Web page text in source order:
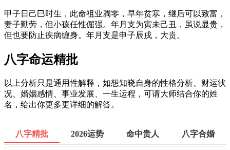
甲子日己巳时生，此命祖业凋零，早年贫寒，继后可以致富，
妻子勤劳，但小孩任性倔强。年月支为寅未己丑，虽说显贵，
但也要防止疾病缠身。年月支是申子辰戌，大贵。
八字命运精批
以上分析只是通用性解释，如想知晓自身的性格分析、财运状
况、婚姻感情、事业发展、一生运程，可请大师结合你的姓
名，给出你更多更详细的解答。
八字精批 2026运势 命中贵人 八字合婚